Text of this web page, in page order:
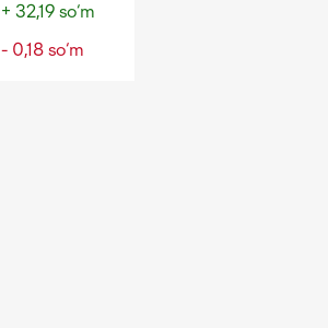
+ 32,19 so‘m
- 0,18 so‘m